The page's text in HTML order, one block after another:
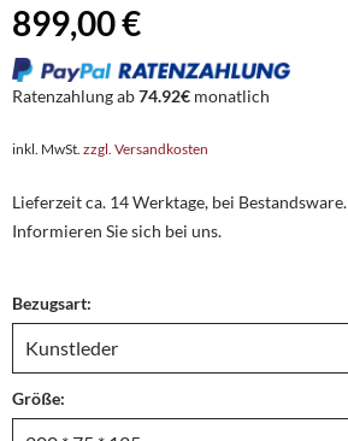
899,00 €
Ratenzahlung ab74.92€ monatlich
inkl. MwSt. zzgl. Versandkosten
Lieferzeit ca. 14 Werktage, bei Bestandsware.
Informieren Sie sich bei uns.
Bezugsart:
Größe: